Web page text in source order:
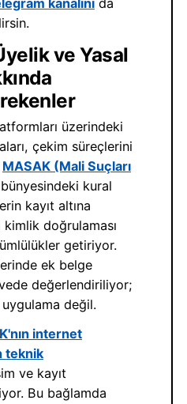
ve Yasal
üzerindeki
çekim süreçlerini
MASAK (Mali Suçları
bünyesindeki kural
kayıt altına
kimlik doğrulaması
getiriyor.
ek belge
değerlendiriliyor;
değil.
internet
teknik
ve kayıt
Bu bağlamda